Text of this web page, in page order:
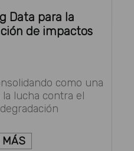
Data para la
de impactos
como una
lucha contra el
MÁS